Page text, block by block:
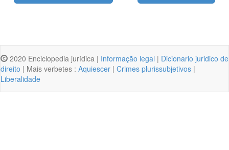
2020 Enciclopedia jurídica | Informação legal | Dicionario juridico de
direito | Mais verbetes : Aquiescer | Crimes plurissubjetivos |
Liberalidade